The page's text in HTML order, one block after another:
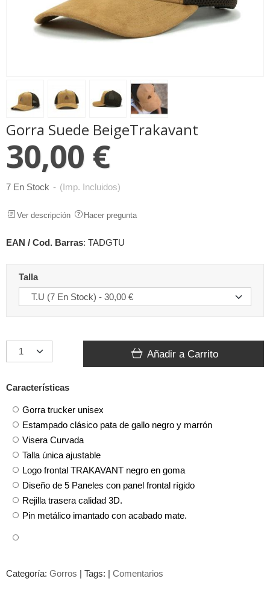
Gorra Suede BeigeTrakavant
30,00 €
7 En Stock - (Imp. Incluidos)
Ver descripción Hacer pregunta
EAN / Cod. Barras: TADGTU
Talla
Añadir a Carrito
Características
Gorra trucker unisex
Estampado clásico pata de gallo negro y marrón
Visera Curvada
Talla única ajustable
Logo frontal TRAKAVANT negro en goma
Diseño de 5 Paneles con panel frontal rígido
Rejilla trasera calidad 3D.
Pin metálico imantado con acabado mate.
Categoría: Gorros | Tags: | Comentarios